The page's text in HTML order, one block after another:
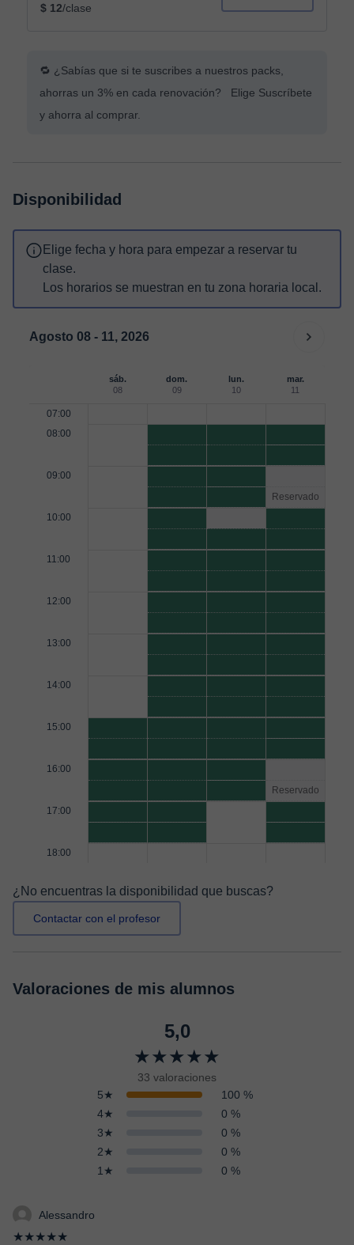
$ 12/clase
🔁 ¿Sabías que si te suscribes a nuestros packs,
ahorras un 3% en cada renovación? Elige Suscríbete
y ahorra al comprar.
Disponibilidad
Elige fecha y hora para empezar a reservar tu
clase.
Los horarios se muestran en tu zona horaria local.
Agosto 08 - 11, 2026
sáb.
08
dom.
09
lun.
10
mar.
11
07:00
08:00
09:00
Reservado
10:00
11:00
12:00
13:00
14:00
15:00
16:00
Reservado
17:00
18:00
¿No encuentras la disponibilidad que buscas?
Contactar con el profesor
Valoraciones de mis alumnos
5,0
★★★★★
33 valoraciones
5★
100 %
4★
0 %
3★
0 %
2★
0 %
1★
0 %
Alessandro
★★★★★